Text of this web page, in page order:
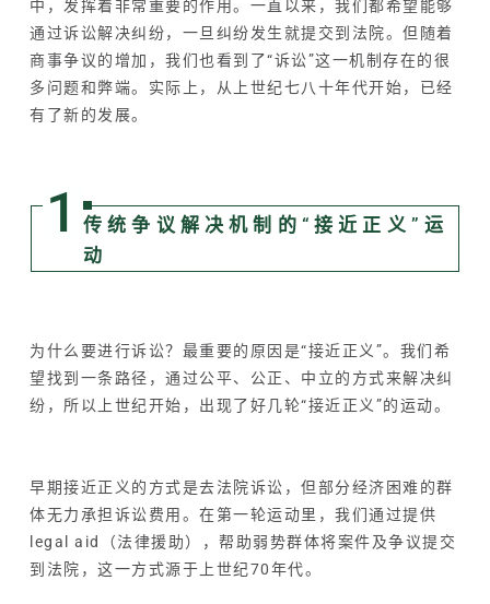
中，发挥着非常重要的作用。一直以来，我们都希望能够
通过诉讼解决纠纷，一旦纠纷发生就提交到法院。但随着
商事争议的增加，我们也看到了“诉讼”这一机制存在的很
多问题和弊端。实际上，从上世纪七八十年代开始，已经
有了新的发展。
1
传统争议解决机制的“接近正义”运
动
为什么要进行诉讼？最重要的原因是“接近正义”。我们希
望找到一条路径，通过公平、公正、中立的方式来解决纠
纷，所以上世纪开始，出现了好几轮“接近正义”的运动。
早期接近正义的方式是去法院诉讼，但部分经济困难的群
体无力承担诉讼费用。在第一轮运动里，我们通过提供
legal aid（法律援助），帮助弱势群体将案件及争议提交
到法院，这一方式源于上世纪70年代。